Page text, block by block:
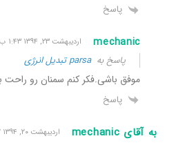
پاسخ
mechanic اردیبهشت ۲۳, ۱۳۹۴ ۱:۴۳ ب٫ظ
پاسخ بهparsa تبدیل انرژی
موفق باشی.فکر کنم سمنان رو راحت
پاسخ
به آقای mechanic اردیبهشت ۲۰, ۱۳۹۴ ۱۱:۰۲ ب٫ظ